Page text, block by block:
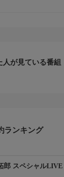
が見ている番組
ランキング
郎 スペシャルLIVE